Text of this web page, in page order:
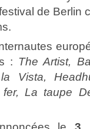
de Berlin
: The Artist,
Vista,
La taupe